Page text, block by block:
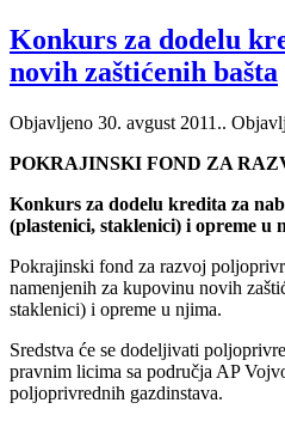
Konkurs za dodelu
novih zaštićenih bašta
Objavljeno 30. avgust 2011..
POKRAJINSKI FOND ZA
Konkurs za dodelu kredita za
(plastenici, staklenici) i opreme u
Pokrajinski fond za razvoj
namenjenih za kupovinu novih
staklenici) i opreme u njima.
Sredstva će se dodeljivati
pravnim licima sa područja AP
poljoprivrednih gazdinstava.